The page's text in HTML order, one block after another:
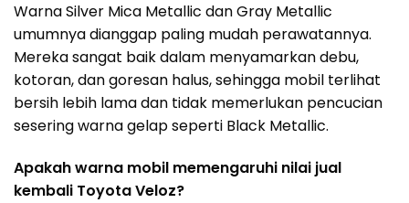
Warna Silver Mica Metallic dan Gray Metallic
umumnya dianggap paling mudah perawatannya.
Mereka sangat baik dalam menyamarkan debu,
kotoran, dan goresan halus, sehingga mobil terlihat
bersih lebih lama dan tidak memerlukan pencucian
sesering warna gelap seperti Black Metallic.
Apakah warna mobil memengaruhi nilai jual
kembali Toyota Veloz?